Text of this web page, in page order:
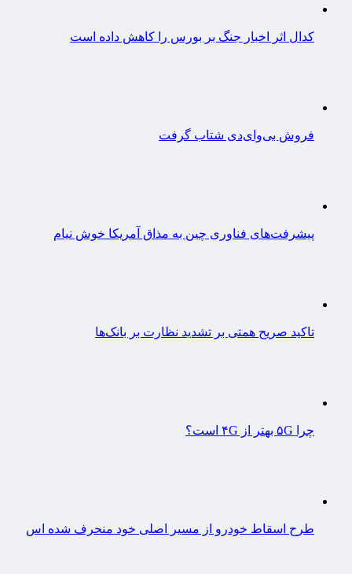
کدال اثر اخبار جنگ بر بورس را کاهش داده است
فروش بی‌وای‌دی شتاب گرفت
پیشرفت‌های فناوری چین به مذاق آمریکا خوش نیام
تاکید صریح همتی بر تشدید نظارت بر بانک‌ها
چرا ۵G بهتر از ۴G است؟
طرح اسقاط خودرو از مسیر اصلی خود منحرف شده اس